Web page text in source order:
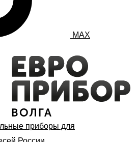
MAX
приборы для